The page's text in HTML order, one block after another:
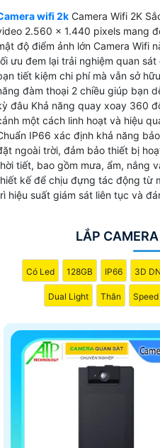
lượng ngay cả trong điều
thoại 2 chiều tích hợp
với người ở nhà mọi lúc
camera wifi độ phân giải
giúp bảo vệ tài sản và
thực sự là dòng camera
lỡ.
wifi 2k Camera Wifi 2K
2.560 x 1.440 pixels mang
độ điểm ảnh lớn Camera Wifi
ưu đem lại trải nghiệm quan
tiết kiệm chi phí mà vẫn sở
đàm thoại 2 chiều giúp bạn
đâu Khả năng quay xoay 360
một cách linh hoạt và hiệu
IP66 xác định khả năng
ngoài trời, đảm bảo thiết bị
tiết, bao gồm mưa, ẩm, nắng
kế để chịu đựng tác động từ
hiệu suất giám sát liên tục và
LẮP
Có Led 128GB IP66 3D
Dual Light Thân